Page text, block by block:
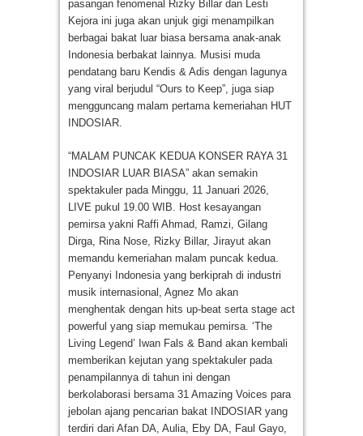
pasangan fenomenal Rizky Billar dan Lesti
Kejora ini juga akan unjuk gigi menampilkan
berbagai bakat luar biasa bersama anak-anak
Indonesia berbakat lainnya. Musisi muda
pendatang baru Kendis & Adis dengan lagunya
yang viral berjudul “Ours to Keep”, juga siap
mengguncang malam pertama kemeriahan HUT
INDOSIAR.
“MALAM PUNCAK KEDUA KONSER RAYA 31
INDOSIAR LUAR BIASA” akan semakin
spektakuler pada Minggu, 11 Januari 2026,
LIVE pukul 19.00 WIB. Host kesayangan
pemirsa yakni Raffi Ahmad, Ramzi, Gilang
Dirga, Rina Nose, Rizky Billar, Jirayut akan
memandu kemeriahan malam puncak kedua.
Penyanyi Indonesia yang berkiprah di industri
musik internasional, Agnez Mo akan
menghentak dengan hits up-beat serta stage act
powerful yang siap memukau pemirsa. ‘The
Living Legend’ Iwan Fals & Band akan kembali
memberikan kejutan yang spektakuler pada
penampilannya di tahun ini dengan
berkolaborasi bersama 31 Amazing Voices para
jebolan ajang pencarian bakat INDOSIAR yang
terdiri dari Afan DA, Aulia, Eby DA, Faul Gayo,